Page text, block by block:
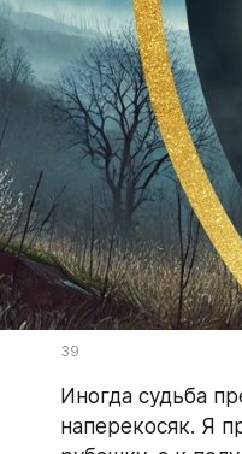
39
Иногда судьба
наперекосяк. Я